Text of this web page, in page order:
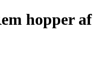
hopper af